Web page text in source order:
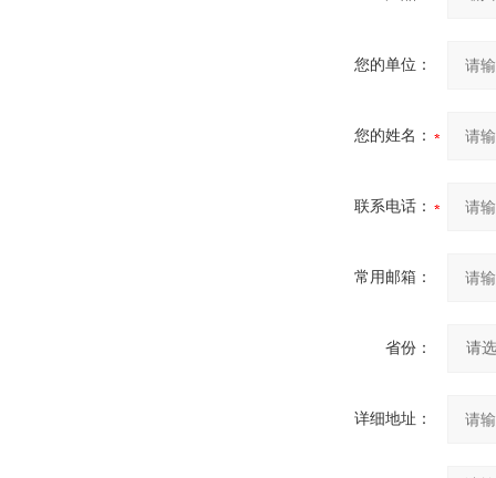
您的单位：
您的姓名：
联系电话：
常用邮箱：
省份：
详细地址：